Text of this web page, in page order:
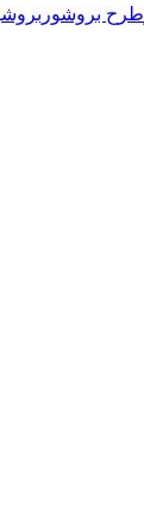
طرح بروشور